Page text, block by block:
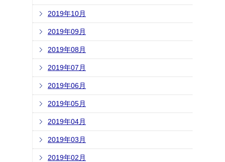
2019年10月
2019年09月
2019年08月
2019年07月
2019年06月
2019年05月
2019年04月
2019年03月
2019年02月